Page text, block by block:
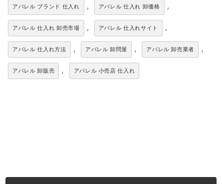
アパレル ブランド 仕入れ , アパレル 仕入れ 卸価格 ,
アパレル 仕入れ 卸売市場 , アパレル 仕入れサイト ,
アパレル 仕入れ方法 , アパレル 卸問屋 , アパレル 卸売業者 ,
アパレル 卸販売 , アパレル 小売店 仕入れ